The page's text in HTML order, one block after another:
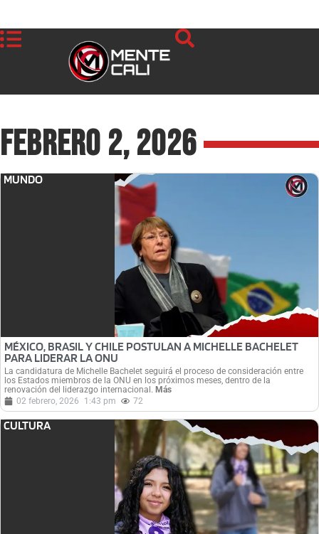
febrero 2, 2026
MUNDO
MÉXICO, BRASIL Y CHILE POSTULAN A MICHELLE BACHELET
PARA LIDERAR LA ONU
La candidatura de Michelle Bachelet seguirá el proceso de consideración entre
los Estados miembros de la ONU en los próximos meses, dentro de la
renovación del liderazgo internacional. Más
02 febrero, 2026
1:43 pm 72
CULTURA